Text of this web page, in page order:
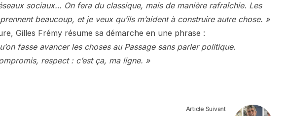
sociaux… On fera du classique, mais de manière rafraîchie. Les
beaucoup, et je veux qu’ils m’aident à construire autre chose. »
Gilles Frémy résume sa démarche en une phrase :
fasse avancer les choses au Passage sans parler politique.
respect : c’est ça, ma ligne. »
Article Suivant